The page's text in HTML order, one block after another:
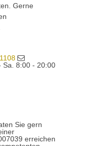
Gerne
Sa. 8:00 - 20:00
Sie gern
erreichen